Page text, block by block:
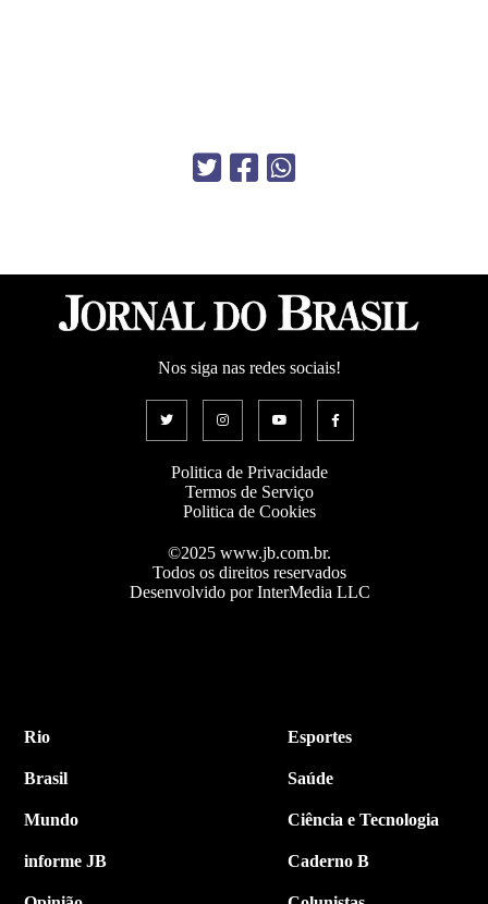
Nos siga nas redes sociais!
Politica de Privacidade
Termos de Serviço
Politica de Cookies
©2025 www.jb.com.br.
Todos os direitos reservados
Desenvolvido por InterMedia LLC
Rio
Brasil
Mundo
informe JB
Esportes
Saúde
Ciência e Tecnologia
Caderno B